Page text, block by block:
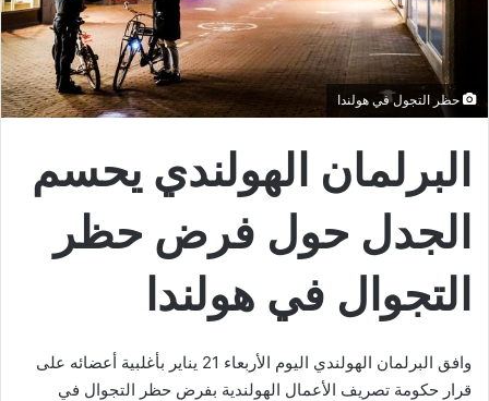
حظر التجول في هولندا
البرلمان الهولندي يحسم
الجدل حول فرض حظر
التجوال في هولندا
وافق البرلمان الهولندي اليوم الأربعاء 21 يناير بأغلبية أعضائه على
قرار حكومة تصريف الأعمال الهولندية بفرض حظر التجوال في